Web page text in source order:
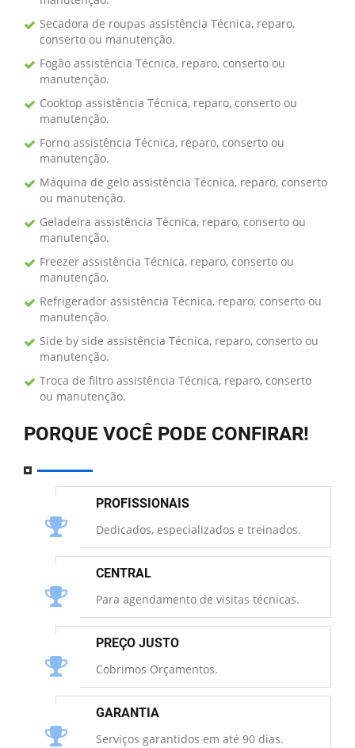
Secadora de roupas assistência Técnica, reparo,
conserto ou manutenção.
Fogão assistência Técnica, reparo, conserto ou
manutenção.
Cooktop assistência Técnica, reparo, conserto ou
manutenção.
Forno assistência Técnica, reparo, conserto ou
manutenção.
Máquina de gelo assistência Técnica, reparo, conserto
ou manutenção.
Geladeira assistência Técnica, reparo, conserto ou
manutenção.
Freezer assistência Técnica, reparo, conserto ou
manutenção.
Refrigerador assistência Técnica, reparo, conserto ou
manutenção.
Side by side assistência Técnica, reparo, conserto ou
manutenção.
Troca de filtro assistência Técnica, reparo, conserto
ou manutenção.
PORQUE VOCÊ PODE CONFIRAR!
PROFISSIONAIS
Dedicados, especializados e treinados.
CENTRAL
Para agendamento de visitas técnicas.
PREÇO JUSTO
Cobrimos Orçamentos.
GARANTIA
Serviços garantidos em até 90 dias.